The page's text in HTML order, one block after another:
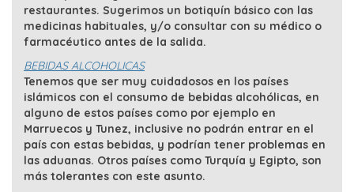
restaurantes. Sugerimos un botiquín básico con las
medicinas habituales, y/o consultar con su médico o
farmacéutico antes de la salida.
BEBIDAS ALCOHOLICAS
Tenemos que ser muy cuidadosos en los países
islámicos con el consumo de bebidas alcohólicas, en
alguno de estos países como por ejemplo en
Marruecos y Tunez, inclusive no podrán entrar en el
país con estas bebidas, y podrían tener problemas en
las aduanas. Otros países como Turquía y Egipto, son
más tolerantes con este asunto.